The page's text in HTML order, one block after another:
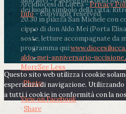
dei luoghi simbolo della città.
20.30 in piazza San Michele con
cippo di don Aldo Mei (Porta
soste, letture accompagnate da
programma qui:
aldo-mei-anniversario-
MoreSee Less
Photo
View on Facebook
· Share
Arcidiocesi di Lucca -Privacy
Info- Copyright reserved
Questo sito web utilizza i cookie
esperienza di navigazione.
a tutti i cookie in conformità con la